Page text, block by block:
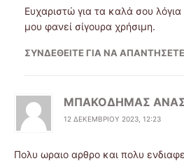
Ευχαριστώ για τα καλά σου
μου φανεί σίγουρα χρήσιμη.
ΣΥΝΔΕΘΕΊΤΕ ΓΙΑ ΝΑ ΑΠΑΝΤΉΣΕΤΕ
ΜΠΑΚΟΔΗΜΑΣ
12 ΔΕΚΕΜΒΡΊΟΥ 2023, 12:23
Πολυ ωραιο αρθρο και πολυ